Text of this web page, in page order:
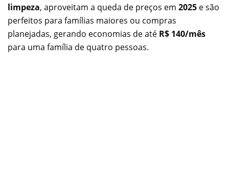
limpeza, aproveitam a queda de preços em 2025 e são
perfeitos para famílias maiores ou compras
planejadas, gerando economias de até R$ 140/mês
para uma família de quatro pessoas.